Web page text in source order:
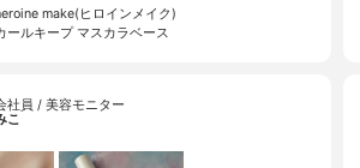
make(ヒロインメイク)
ールキープ マスカラベース
社員 / 美容モニター
こ